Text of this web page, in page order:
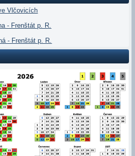
Vlčovicích
- Frenštát p. R.
- Frenštát p. R.